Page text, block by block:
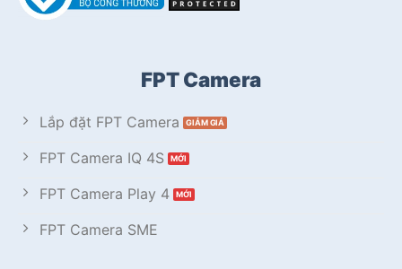
FPT Camera
Lắp đặt FPT Camera
FPT Camera IQ 4S
FPT Camera Play 4
FPT Camera SME